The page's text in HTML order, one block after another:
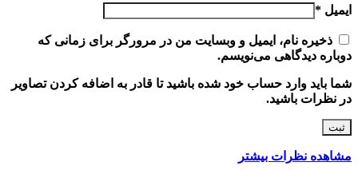
ایمیل *
ذخیره نام، ایمیل و وبسایت من در مرورگر برای زمانی که
دوباره دیدگاهی می‌نویسم.
شما باید وارد حساب خود شده باشید تا قادر به اضافه کردن تصاویر
در نظرات باشید.
مشاهده نظرات بیشتر